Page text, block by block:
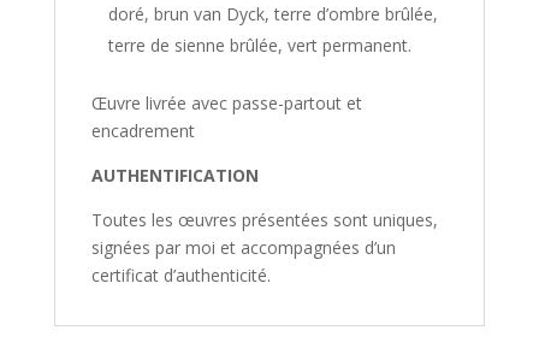
doré, brun van Dyck, terre d’ombre brûlée,
terre de sienne brûlée, vert permanent.
Œuvre livrée avec passe-partout et
encadrement
AUTHENTIFICATION
Toutes les œuvres présentées sont uniques,
signées par moi et accompagnées d’un
certificat d’authenticité.